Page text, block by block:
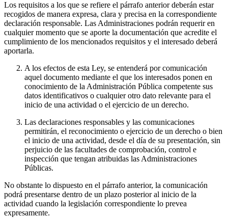
Los requisitos a los que se refiere el párrafo anterior deberán estar
recogidos de manera expresa, clara y precisa en la correspondiente
declaración responsable. Las Administraciones podrán requerir en
cualquier momento que se aporte la documentación que acredite el
cumplimiento de los mencionados requisitos y el interesado deberá
aportarla.
A los efectos de esta Ley, se entenderá por comunicación
aquel documento mediante el que los interesados ponen en
conocimiento de la Administración Pública competente sus
datos identificativos o cualquier otro dato relevante para el
inicio de una actividad o el ejercicio de un derecho.
Las declaraciones responsables y las comunicaciones
permitirán, el reconocimiento o ejercicio de un derecho o bien
el inicio de una actividad, desde el día de su presentación, sin
perjuicio de las facultades de comprobación, control e
inspección que tengan atribuidas las Administraciones
Públicas.
No obstante lo dispuesto en el párrafo anterior, la comunicación
podrá presentarse dentro de un plazo posterior al inicio de la
actividad cuando la legislación correspondiente lo prevea
expresamente.